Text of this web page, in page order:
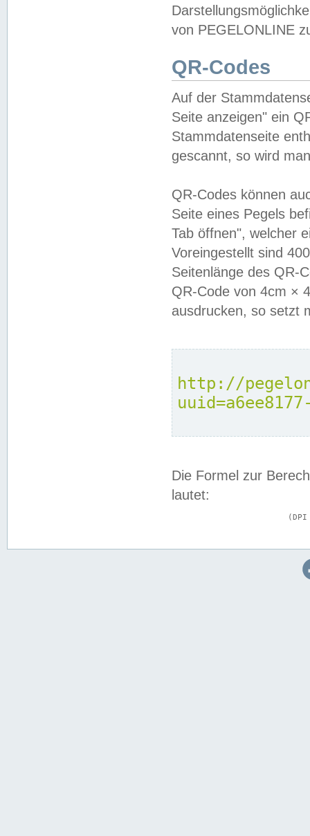
von PEGELONLINE
QR-Codes
Auf der
Seite anzeigen" ein
Stammdatenseite
gescannt, so wird
QR-Codes können
Seite eines Pegels
Tab öffnen", welcher
Voreingestellt sind
Seitenlänge des QR-
QR-Code von 4cm ×
ausdrucken, so setzt
http://
Die Formel zur
lautet: